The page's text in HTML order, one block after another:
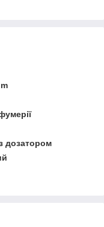
дозатором